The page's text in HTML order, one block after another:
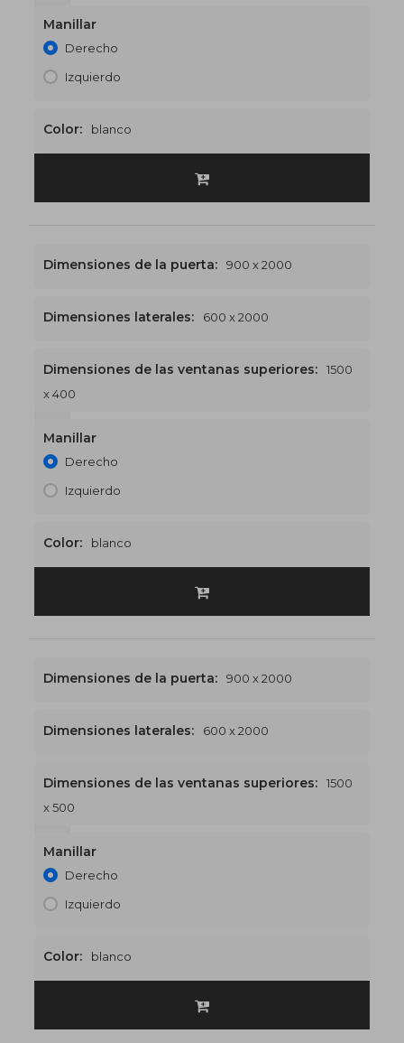
Manillar
Derecho
Izquierdo
Color: blanco
Dimensiones de la puerta: 900 x 2000
Dimensiones laterales: 600 x 2000
Dimensiones de las ventanas superiores:
1500
x 400
Manillar
Derecho
Izquierdo
Color: blanco
Dimensiones de la puerta: 900 x 2000
Dimensiones laterales: 600 x 2000
Dimensiones de las ventanas superiores:
1500
x 500
Manillar
Derecho
Izquierdo
Color: blanco